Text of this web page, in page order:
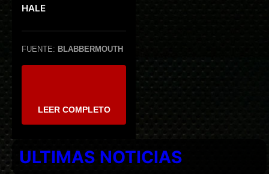
HALE
FUENTE: BLABBERMOUTH
LEER COMPLETO
ULTIMAS NOTICIAS